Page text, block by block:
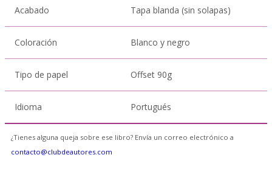
Acabado Tapa blanda (sin solapas)
Coloración Blanco y negro
Tipo de papel Offset 90g
Idioma Portugués
¿Tienes alguna queja sobre ese libro? Envía un correo electrónico a
contacto@clubdeautores.com